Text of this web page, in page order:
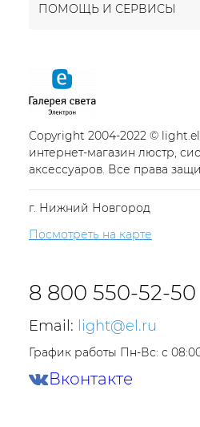
ПОМОЩЬ И СЕРВИСЫ
Copyright 2004-2022 ©
интернет-магазин люстр,
аксессуаров. Все права
г. Нижний Новгород
Посмотреть на карте
8 800 550-52-50
Email: light@el.ru
График работы Пн-Вс: с
Вконтакте